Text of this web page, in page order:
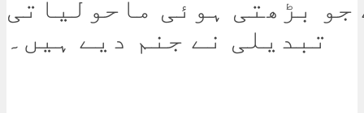
جو بڑھتی ہوئی ماحولیاتی
تبدیلی نے جنم دیے ہیں۔